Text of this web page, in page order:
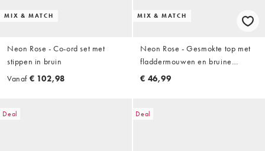
MIX & MATCH
Neon Rose - Co-ord set met
stippen in bruin
Vanaf € 102,98
MIX & MATCH
Neon Rose - Gesmokte top met
fladdermouwen en bruine
stippen, deel van co-ord set
€ 46,99
Deal Deal